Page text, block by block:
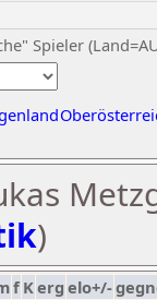
Spieler
)
f Kerg elo+/-